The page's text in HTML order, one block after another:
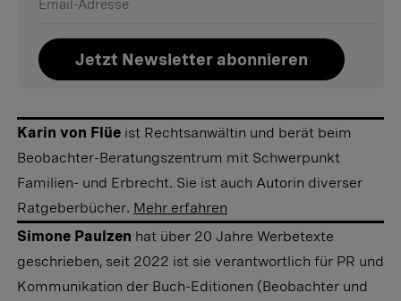
Jetzt Newsletter abonnieren
Karin von Flüe ist Rechtsanwältin und berät beim
Beobachter-Beratungszentrum mit Schwerpunkt
Familien- und Erbrecht. Sie ist auch Autorin diverser
Ratgeberbücher. Mehr erfahren
Simone Paulzen hat über 20 Jahre Werbetexte
geschrieben, seit 2022 ist sie verantwortlich für PR und
Kommunikation der Buch-Editionen (Beobachter und